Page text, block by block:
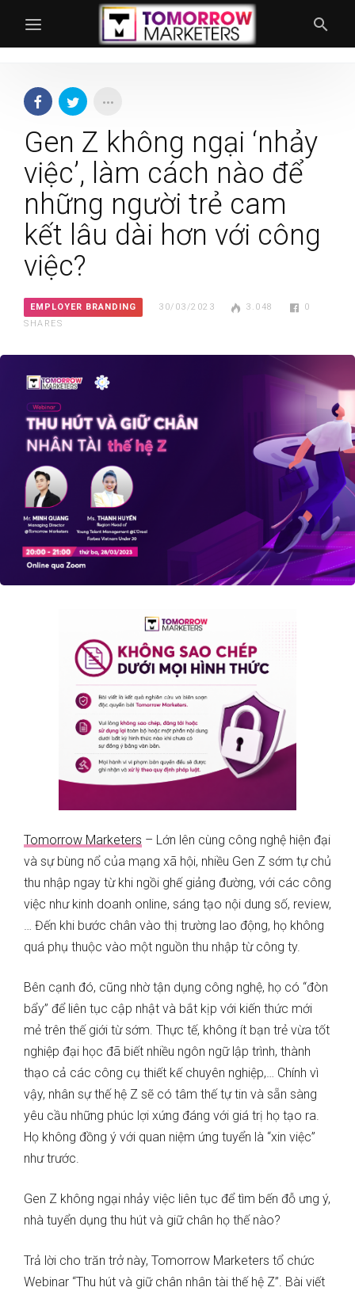
Gen Z không ngại ‘nhảy
việc’, làm cách nào để
những người trẻ cam
kết lâu dài hơn với công
việc?
EMPLOYER BRANDING 30/03/2023 3.048
0
SHARES
Tomorrow Marketers – Lớn lên cùng công nghệ hiện đại
và sự bùng nổ của mạng xã hội, nhiều Gen Z sớm tự chủ
thu nhập ngay từ khi ngồi ghế giảng đường, với các công
việc như kinh doanh online, sáng tạo nội dung số, review,
… Đến khi bước chân vào thị trường lao động, họ không
quá phụ thuộc vào một nguồn thu nhập từ công ty.
Bên cạnh đó, cũng nhờ tận dụng công nghệ, họ có “đòn
bẩy” để liên tục cập nhật và bắt kịp với kiến thức mới
mẻ trên thế giới từ sớm. Thực tế, không ít bạn trẻ vừa tốt
nghiệp đại học đã biết nhiều ngôn ngữ lập trình, thành
thạo cả các công cụ thiết kế chuyên nghiệp,… Chính vì
vậy, nhân sự thế hệ Z sẽ có tâm thế tự tin và sẵn sàng
yêu cầu những phúc lợi xứng đáng với giá trị họ tạo ra.
Họ không đồng ý với quan niệm ứng tuyển là “xin việc”
như trước.
Gen Z không ngại nhảy việc liên tục để tìm bến đỗ ưng ý,
nhà tuyển dụng thu hút và giữ chân họ thế nào?
Trả lời cho trăn trở này, Tomorrow Marketers tổ chức
Webinar “Thu hút và giữ chân nhân tài thế hệ Z”. Bài viết